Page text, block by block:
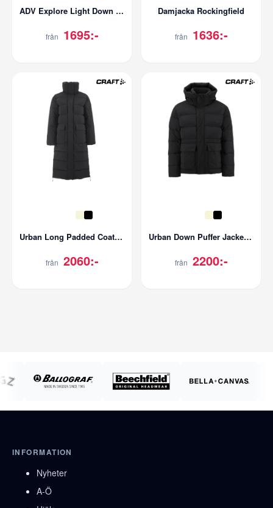
ADV Explore Light Down Jacket | Herr
från 1695:-
Damjacka Rockingfield
från 1636:-
Urban Long Padded Coat | Dam
från 2060:-
Urban Down Puffer Jacket | Herr
från 2200:-
INFORMATION
Nyheter
A-Ö